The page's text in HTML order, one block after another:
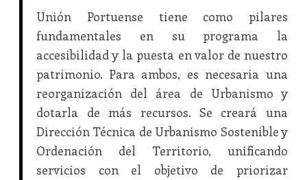
Unión Portuense tiene como pilares
fundamentales en su programa la
accesibilidad y la puesta en valor de nuestro
patrimonio. Para ambos, es necesaria una
reorganización del área de Urbanismo y
dotarla de más recursos. Se creará una
Dirección Técnica de Urbanismo Sostenible y
Ordenación del Territorio, unificando
servicios con el objetivo de priorizar